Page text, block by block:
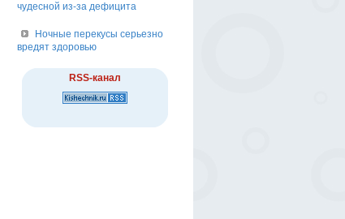
чудесной из-за дефицита
Ночные перекусы серьезно
вредят здоровью
RSS-канал